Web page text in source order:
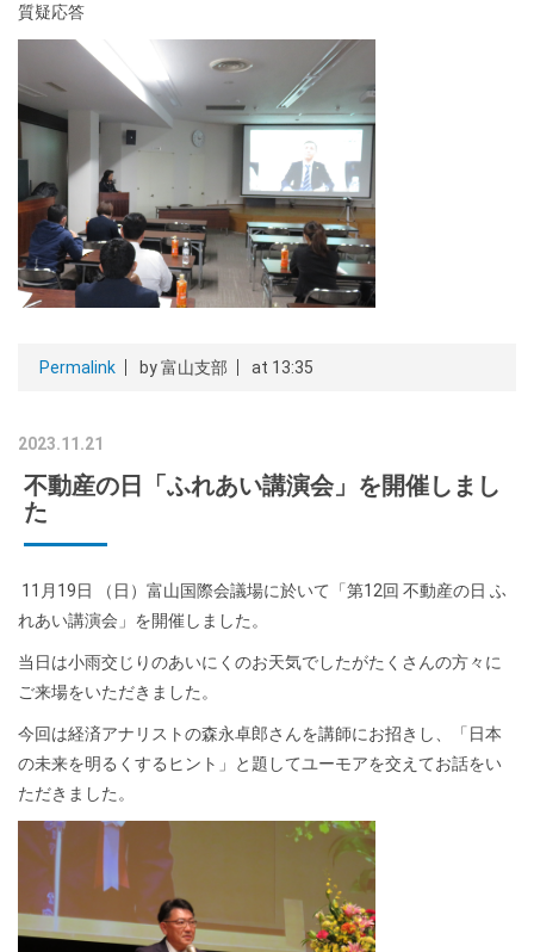
質疑応答
Permalink by 富山支部 at 13:35
2023.11.21
不動産の日「ふれあい講演会」を開催しまし
た
11月19日 （日）富山国際会議場に於いて「第12回 不動産の日 ふ
れあい講演会」を開催しました。
当日は小雨交じりのあいにくのお天気でしたがたくさんの方々に
ご来場をいただきました。
今回は経済アナリストの森永卓郎さんを講師にお招きし、「日本
の未来を明るくするヒント」と題してユーモアを交えてお話をい
ただきました。